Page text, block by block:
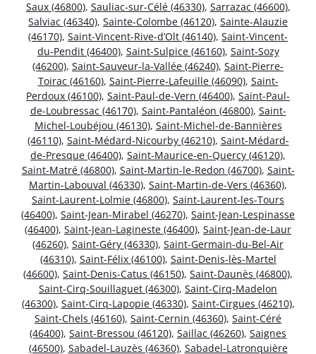
Saux (46800), Sauliac-sur-Célé (46330), Sarrazac (46600),
Salviac (46340), Sainte-Colombe (46120), Sainte-Alauzie
(46170), Saint-Vincent-Rive-d’Olt (46140), Saint-Vincent-
du-Pendit (46400), Saint-Sulpice (46160), Saint-Sozy
(46200), Saint-Sauveur-la-Vallée (46240), Saint-Pierre-
Toirac (46160), Saint-Pierre-Lafeuille (46090), Saint-
Perdoux (46100), Saint-Paul-de-Vern (46400), Saint-Paul-
de-Loubressac (46170), Saint-Pantaléon (46800), Saint-
Michel-Loubéjou (46130), Saint-Michel-de-Bannières
(46110), Saint-Médard-Nicourby (46210), Saint-Médard-
de-Presque (46400), Saint-Maurice-en-Quercy (46120),
Saint-Matré (46800), Saint-Martin-le-Redon (46700), Saint-
Martin-Labouval (46330), Saint-Martin-de-Vers (46360),
Saint-Laurent-Lolmie (46800), Saint-Laurent-les-Tours
(46400), Saint-Jean-Mirabel (46270), Saint-Jean-Lespinasse
(46400), Saint-Jean-Lagineste (46400), Saint-Jean-de-Laur
(46260), Saint-Géry (46330), Saint-Germain-du-Bel-Air
(46310), Saint-Félix (46100), Saint-Denis-lès-Martel
(46600), Saint-Denis-Catus (46150), Saint-Daunès (46800),
Saint-Cirq-Souillaguet (46300), Saint-Cirq-Madelon
(46300), Saint-Cirq-Lapopie (46330), Saint-Cirgues (46210),
Saint-Chels (46160), Saint-Cernin (46360), Saint-Céré
(46400), Saint-Bressou (46120), Saillac (46260), Saignes
(46500), Sabadel-Lauzès (46360), Sabadel-Latronquière